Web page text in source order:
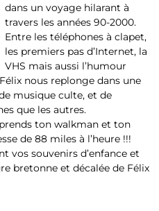
dans un voyage hilarant à
travers les années 90-2000.
Entre les téléphones à clapet,
les premiers pas d’Internet, la
VHS mais aussi l’humour
nous replonge dans une
musique culte, et de
que les autres.
ton walkman et ton
de 88 miles à l’heure !!!
vos souvenirs d’enfance et
bretonne et décalée de Félix